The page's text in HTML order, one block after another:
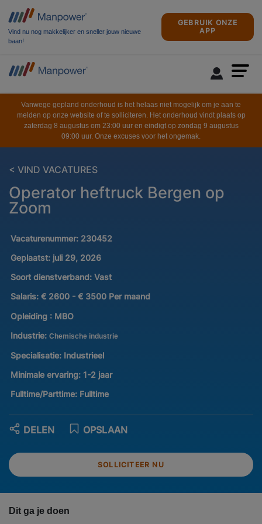
Vind nu nog makkelijker en sneller jouw nieuwe
baan!
GEBRUIK ONZE
APP
Vanwege gepland onderhoud is het helaas niet mogelijk om je aan te
melden op onze website of te solliciteren. Het onderhoud vindt plaats op
zaterdag 8 augustus om 23:00 uur en eindigt op zondag 9 augustus
09:00 uur. Onze excuses voor het ongemak.
< VIND VACATURES
Operator heftruck Bergen op
Zoom
Vacaturenummer: 230452
Geplaatst: juli 29, 2026
Soort dienstverband: Vast
Salaris: € 2600 - € 3500 Per maand
Opleiding : MBO
Industrie: Chemische industrie
Specialisatie: Industrieel
Minimale ervaring: 1-2 jaar
Fulltime/Parttime: Fulltime
SOLLICITEER NU
OPSLAAN
DELEN
Dit ga je doen